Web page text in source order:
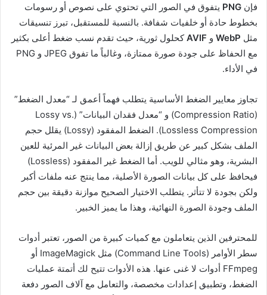
فإن PNG يتفوق في الصور التي تحتوي على نصوص أو رسومات
بخطوط حادة أو خلفيات شفافة. بالنسبة للمستقبل، تبرز تنسيقات
مثل WebP و AVIFكحلول ثورية، حيث تقدم نسب ضغط أعلى بكثير
مع الحفاظ على جودة صورة ممتازة، وغالباً ما تفوق JPEG و PNG
في الأداء.
تجاوز معايير الضغط الأساسية يتطلب فهماً أعمق لـ “معدل الضغط”
(Compression Ratio) و “معدل فقدان البيانات” (Lossy vs.
Lossless Compression). الضغط المفقود (Lossy) يقلل حجم
الملف بشكل كبير عن طريق إزالة بعض البيانات غير المرئية للعين
البشرية، وهو مثالي للويب. أما الضغط غير المفقود (Lossless)
فيحافظ على كل بيانات الصورة الأصلية، مما ينتج عنه ملفات أكبر
ولكن بجودة لا تتأثر. يتطلب الاختيار الصحيح موازنة دقيقة بين حجم
الملف وجودة الصورة النهائية، وهذا ما يميز الخبير.
للمحترفين الذين يتعاملون مع كميات كبيرة من الصور، تعتبر أدوات
سطر الأوامر (Command Line Tools) مثل ImageMagick أو
FFmpeg أدوات لا غنى عنها. هذه الأدوات تتيح لك أتمتة عمليات
الضغط، وتطبيق إعدادات مخصصة، والتعامل مع آلاف الصور دفعة